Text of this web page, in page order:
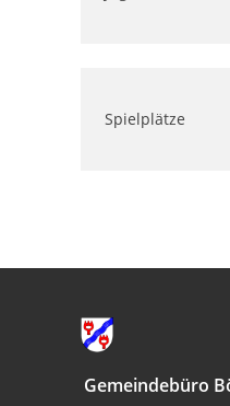
Spielplätze
Gemeindebüro